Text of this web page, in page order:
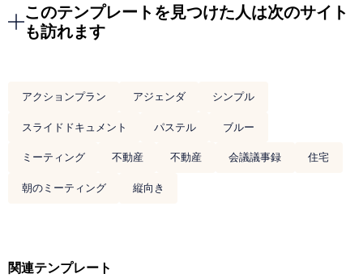
このテンプレートを見つけた人は次のサイト
も訪れます
アクションプラン アジェンダ
シンプル
スライドドキュメント
パステル
ブルー
ミーティング
不動産 不動産 会議議事録
住宅
朝のミーティング
縦向き
関連テンプレート